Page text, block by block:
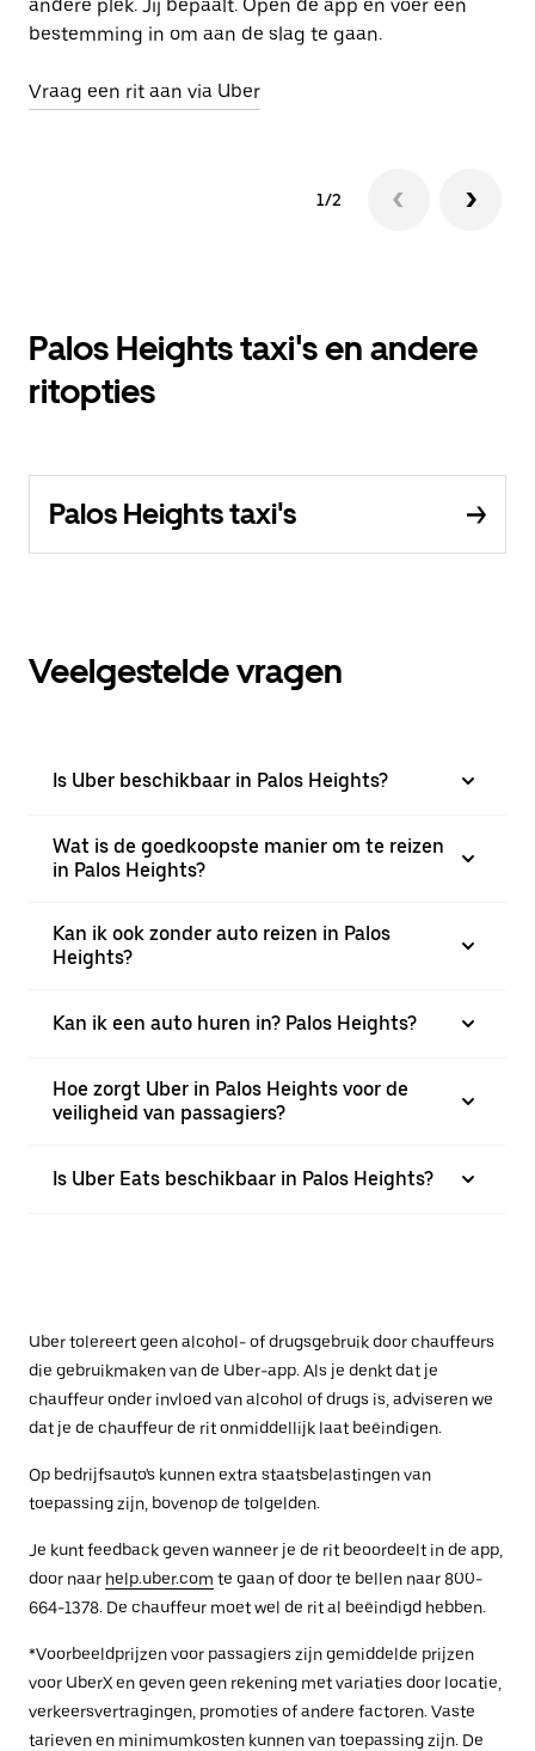
andere plek. Jij bepaalt. Open de app en voer een
bestemming in om aan de slag te gaan.
Vraag een rit aan via Uber
1/2
Palos Heights taxi's en andere
ritopties
Palos Heights taxi's
Veelgestelde vragen
Is Uber beschikbaar in Palos Heights?
Wat is de goedkoopste manier om te reizen
in Palos Heights?
Kan ik ook zonder auto reizen in Palos
Heights?
Kan ik een auto huren in? Palos Heights?
Hoe zorgt Uber in Palos Heights voor de
veiligheid van passagiers?
Is Uber Eats beschikbaar in Palos Heights?
Uber tolereert geen alcohol- of drugsgebruik door chauffeurs
die gebruikmaken van de Uber-app. Als je denkt dat je
chauffeur onder invloed van alcohol of drugs is, adviseren we
dat je de chauffeur de rit onmiddellijk laat beëindigen.
Op bedrijfsauto's kunnen extra staatsbelastingen van
toepassing zijn, bovenop de tolgelden.
Je kunt feedback geven wanneer je de rit beoordeelt in de app,
door naar help.uber.com te gaan of door te bellen naar 800-
664-1378. De chauffeur moet wel de rit al beëindigd hebben.
*Voorbeeldprijzen voor passagiers zijn gemiddelde prijzen
voor UberX en geven geen rekening met variaties door locatie,
verkeersvertragingen, promoties of andere factoren. Vaste
tarieven en minimumkosten kunnen van toepassing zijn. De